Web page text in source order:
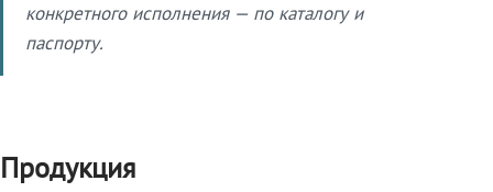
конкретного исполнения — по каталогу и
паспорту.
Продукция